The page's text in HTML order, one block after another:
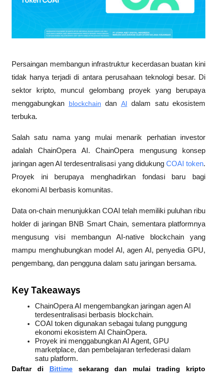
Persaingan membangun infrastruktur kecerdasan buatan kini
tidak hanya terjadi di antara perusahaan teknologi besar. Di
sektor kripto, muncul gelombang proyek yang berupaya
menggabungkan blockchain dan AI dalam satu ekosistem
terbuka.
Salah satu nama yang mulai menarik perhatian investor
adalah ChainOpera AI. ChainOpera mengusung konsep
jaringan agen AI terdesentralisasi yang didukung COAI token.
Proyek ini berupaya menghadirkan fondasi baru bagi
ekonomi AI berbasis komunitas.
Data on-chain menunjukkan COAI telah memiliki puluhan ribu
holder di jaringan BNB Smart Chain, sementara platformnya
mengusung visi membangun AI-native blockchain yang
mampu menghubungkan model AI, agen AI, penyedia GPU,
pengembang, dan pengguna dalam satu jaringan bersama.
Key Takeaways
ChainOpera AI mengembangkan jaringan agen AI
terdesentralisasi berbasis blockchain.
COAI token digunakan sebagai tulang punggung
ekonomi ekosistem AI ChainOpera.
Proyek ini menggabungkan AI Agent, GPU
marketplace, dan pembelajaran terfederasi dalam
satu platform.
Daftar di
Bittime sekarang dan mulai trading kripto